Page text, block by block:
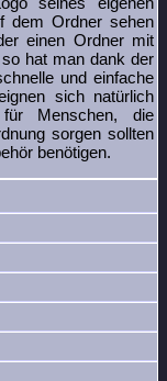
dem Ordner sehen
einen Ordner mit
hat man dank der
und einfache
sich natürlich
Menschen, die
sorgen sollten
benötigen.